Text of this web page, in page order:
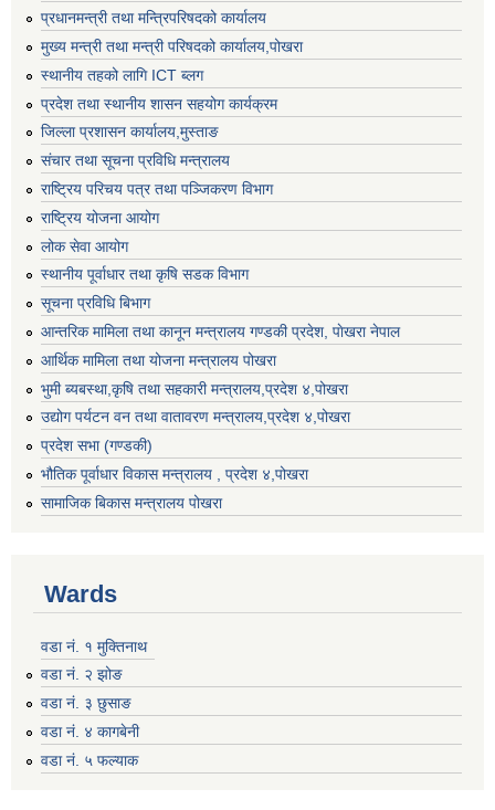
प्रधानमन्त्री तथा मन्त्रिपरिषदको कार्यालय
मुख्य मन्त्री तथा मन्त्री परिषदको कार्यालय,पोखरा
स्थानीय तहको लागि ICT ब्लग
प्रदेश तथा स्थानीय शासन सहयोग कार्यक्रम
जिल्ला प्रशासन कार्यालय,मुस्ताङ
संचार तथा सूचना प्रविधि मन्त्रालय
राष्ट्रिय परिचय पत्र तथा पञ्जिकरण विभाग
राष्ट्रिय योजना आयोग
लोक सेवा आयोग
स्थानीय पूर्वाधार तथा कृषि सडक विभाग
सूचना प्रविधि बिभाग
आन्तरिक मामिला तथा कानून मन्त्रालय गण्डकी प्रदेश, पाेखरा नेपाल
आर्थिक मामिला तथा योजना मन्त्रालय पोखरा
भुमी ब्यबस्था,कृषि तथा सहकारी मन्त्रालय,प्रदेश ४,पोखरा
उद्योग पर्यटन वन तथा वातावरण मन्त्रालय,प्रदेश ४,पोखरा
प्रदेश सभा (गण्डकी)
भौतिक पूर्वाधार विकास मन्त्रालय , प्रदेश ४,पोखरा
सामाजिक बिकास मन्त्रालय पोखरा
Wards
वडा नं. १ मुक्तिनाथ
वडा नं. २ झोङ
वडा नं. ३ छुसाङ
वडा नं. ४ कागबेनी
वडा नं. ५ फल्याक